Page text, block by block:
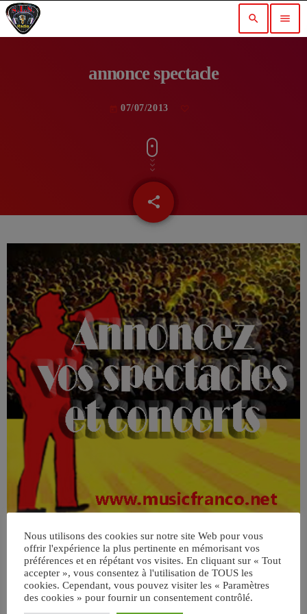
search menu
annonce spectacle
07/07/2013
share
email
Nous utilisons des cookies sur notre site Web pour vous
offrir l'expérience la plus pertinente en mémorisant vos
préférences et en répétant vos visites. En cliquant sur « Tout
accepter », vous consentez à l'utilisation de TOUS les
cookies. Cependant, vous pouvez visiter les « Paramètres
des cookies » pour fournir un consentement contrôlé.